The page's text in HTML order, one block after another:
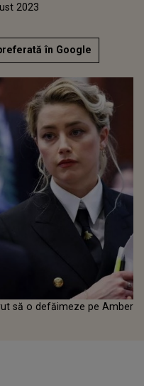
2023
în Google
să o defăimeze pe Amber